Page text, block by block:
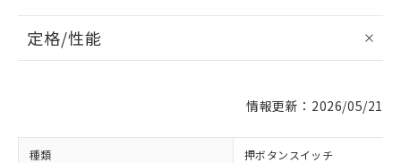
定格/性能
情報更新：2026/05/21
種類 押ボタンスイッチ